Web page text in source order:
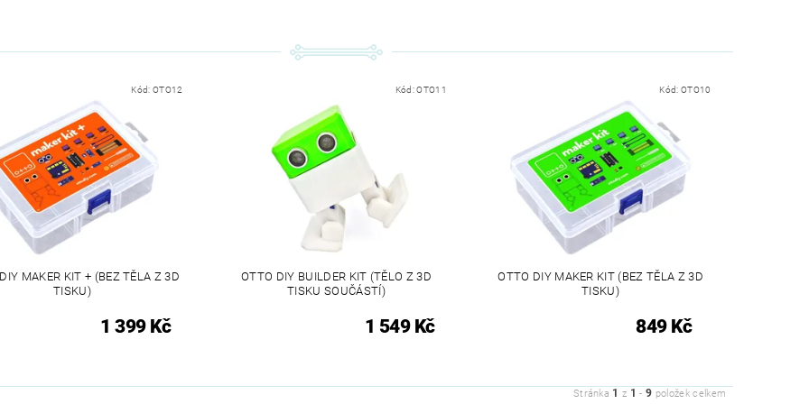
Kód: OTO12
MAKER KIT + (BEZ TĚLA Z 3D
TISKU)
1 399 Kč
Kód:OTO11
OTTO DIY BUILDER KIT (TĚLO Z 3D
TISKU SOUČÁSTÍ)
1 549 Kč
Kód:OTO10
OTTO DIY MAKER KIT (BEZ TĚLA Z 3D
TISKU)
849 Kč
Stránka 1 z 1 -9 položek celkem